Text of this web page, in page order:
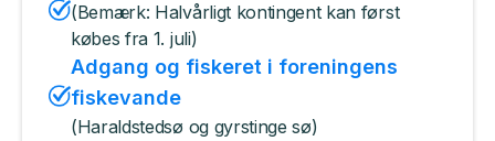
(Bemærk: Halvårligt kontingent kan først
købes fra 1. juli)
Adgang og fiskeret i foreningens
fiskevande
(Haraldstedsø og gyrstinge sø)